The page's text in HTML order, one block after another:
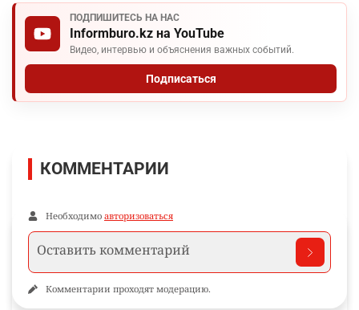
ПОДПИШИТЕСЬ НА НАС
Informburo.kz на YouTube
Видео, интервью и объяснения важных событий.
Подписаться
КОММЕНТАРИИ
Необходимо авторизоваться
Комментарии проходят модерацию.